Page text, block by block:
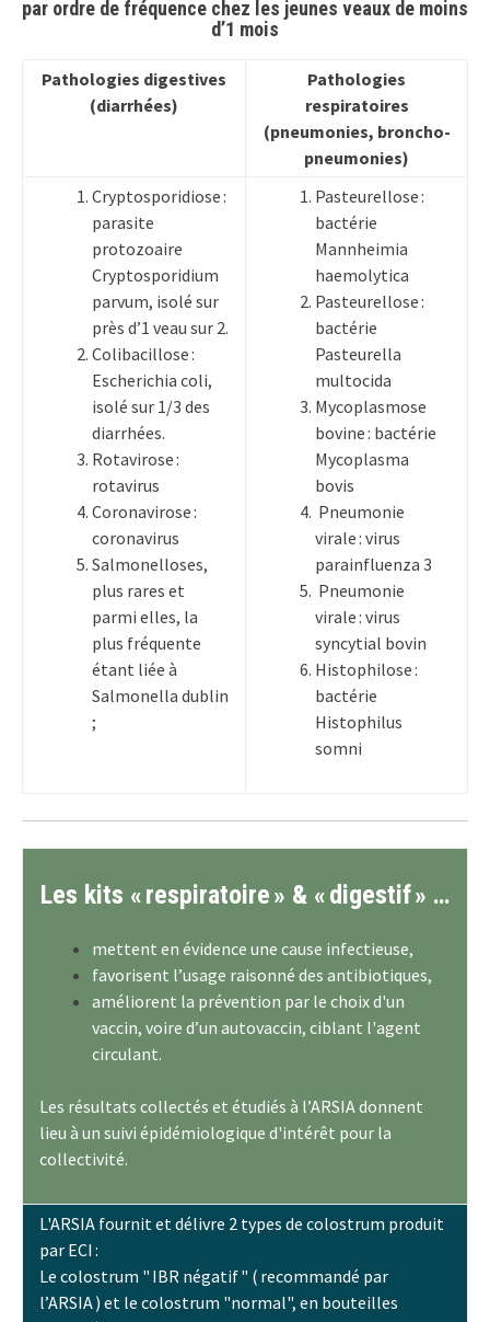
par ordre de fréquence chez les jeunes veaux de moins
d’1 mois
Pathologies digestives
(diarrhées)
Pathologies
respiratoires
(pneumonies, broncho-
pneumonies)
Cryptosporidiose :
parasite
protozoaire
Cryptosporidium
parvum, isolé sur
près d’1 veau sur 2.
Colibacillose :
Escherichia coli,
isolé sur 1/3 des
diarrhées.
Rotavirose :
rotavirus
Coronavirose :
coronavirus
Salmonelloses,
plus rares et
parmi elles, la
plus fréquente
étant liée à
Salmonella dublin
;
Pasteurellose :
bactérie
Mannheimia
haemolytica
Pasteurellose :
bactérie
Pasteurella
multocida
Mycoplasmose
bovine : bactérie
Mycoplasma
bovis
Pneumonie
virale : virus
parainfluenza 3
Pneumonie
virale : virus
syncytial bovin
Histophilose :
bactérie
Histophilus
somni
Les kits « respiratoire » & « digestif » …
mettent en évidence une cause infectieuse,
favorisent l’usage raisonné des antibiotiques,
améliorent la prévention par le choix d'un
vaccin, voire d’un autovaccin, ciblant l'agent
circulant.
Les résultats collectés et étudiés à l’ARSIA donnent
lieu à un suivi épidémiologique d'intérêt pour la
collectivité.
L'ARSIA fournit et délivre 2 types de colostrum produit
par ECI :
Le colostrum " IBR négatif " ( recommandé par
l’ARSIA ) et le colostrum "normal", en bouteilles